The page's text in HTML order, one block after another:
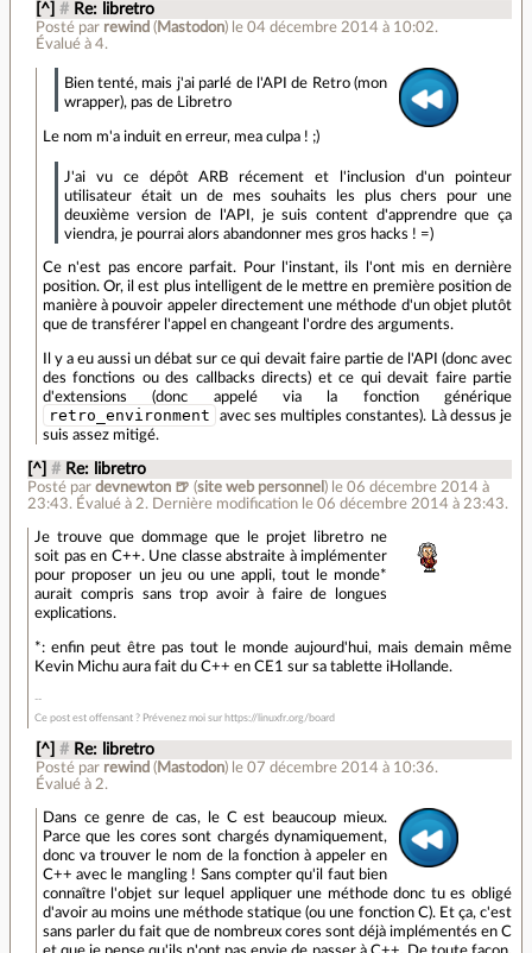
[^] # Re: libretro
Posté par rewind ( Mastodon) le 04 décembre 2014 à 10:02.
Évalué à 4.
Bien tenté, mais j'ai parlé de l'API de Retro (mon
wrapper), pas de Libretro
Le nom m'a induit en erreur, mea culpa ! ;)
J'ai vu ce dépôt ARB récement et l'inclusion d'un pointeur
utilisateur était un de mes souhaits les plus chers pour une
deuxième version de l'API, je suis content d'apprendre que ça
viendra, je pourrai alors abandonner mes gros hacks ! =)
Ce n'est pas encore parfait. Pour l'instant, ils l'ont mis en dernière
position. Or, il est plus intelligent de le mettre en première position de
manière à pouvoir appeler directement une méthode d'un objet plutôt
que de transférer l'appel en changeant l'ordre des arguments.
Il y a eu aussi un débat sur ce qui devait faire partie de l'API (donc avec
des fonctions ou des callbacks directs) et ce qui devait faire partie
d'extensions (donc appelé via la fonction générique
retro_environment
avec ses multiples constantes). Là dessus je
suis assez mitigé.
[^] # Re: libretro
Posté pardevnewton 🍺 (site web personnel ) le 06 décembre 2014 à
23:43. Évalué à 2. Dernière modification le 06 décembre 2014 à 23:43.
Je trouve que dommage que le projet libretro ne
soit pas en C++. Une classe abstraite à implémenter
pour proposer un jeu ou une appli, tout le monde*
aurait compris sans trop avoir à faire de longues
explications.
*: enfin peut être pas tout le monde aujourd'hui, mais demain même
Kevin Michu aura fait du C++ en CE1 sur sa tablette iHollande.
Ce post est offensant ? Prévenez moi sur https://linuxfr.org/board
[^] # Re: libretro
Posté par rewind (Mastodon) le 07 décembre 2014 à 10:36.
Évalué à 2.
Dans ce genre de cas, le C est beaucoup mieux.
Parce que les cores sont chargés dynamiquement,
donc va trouver le nom de la fonction à appeler en
C++ avec le mangling ! Sans compter qu'il faut bien
connaître l'objet sur lequel appliquer une méthode donc tu es obligé
d'avoir au moins une méthode statique (ou une fonction C). Et ça, c'est
sans parler du fait que de nombreux cores sont déjà implémentés en C